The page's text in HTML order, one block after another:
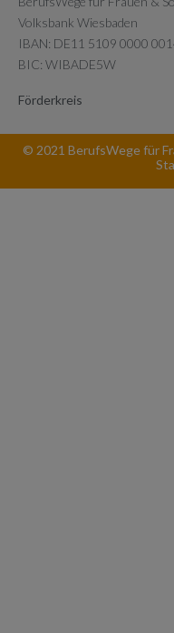
Volksbank Wiesbaden
IBAN: DE11 5109 0000
BIC: WIBADE5W
Förderkreis
© 2021 BerufsWege für